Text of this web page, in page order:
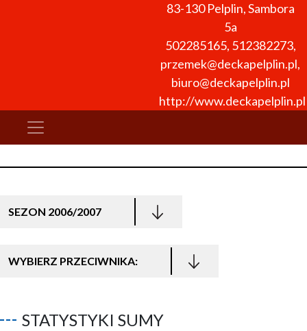
83-130 Pelplin,Sambora
5a
502285165, 512382273,
przemek@deckapelplin.pl,
biuro@deckapelplin.pl
http://www.deckapelplin.pl
SEZON 2006/2007
WYBIERZ PRZECIWNIKA:
STATYSTYKI SUMY